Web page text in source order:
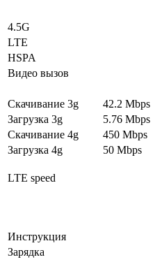
4.5G
LTE
HSPA
Видео вызов
Скачивание 3g
42.2 Mbps
Загрузка 3g
5.76 Mbps
Скачивание 4g
450 Mbps
Загрузка 4g
50 Mbps
LTE speed
Инструкция
Зарядка